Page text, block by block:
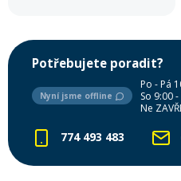
Potřebujete poradit?
Nyní jsme offline
Po - Pá
So 9:00
Ne
774 493 483